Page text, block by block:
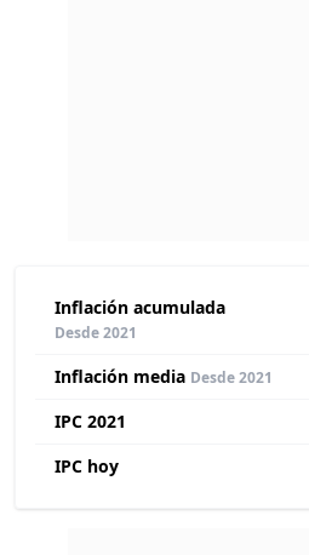
Inflación acumulada
Desde 2021
Inflación media Desde 2021
IPC 2021
IPC hoy